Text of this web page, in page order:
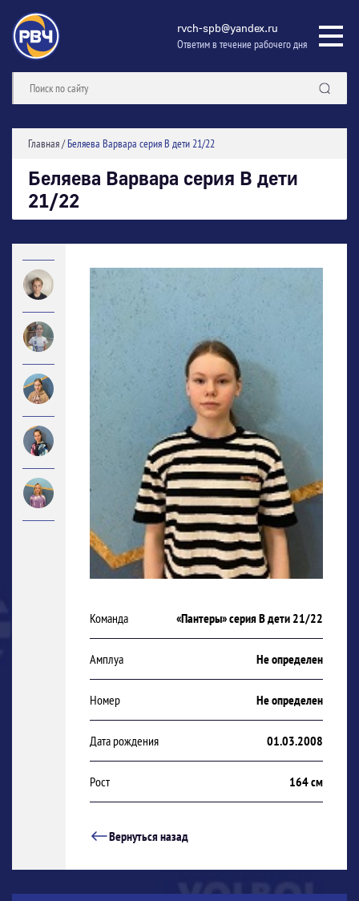
rvch-spb@yandex.ru
Ответим в течение рабочего дня
Главная/Беляева Варвара серия В дети 21/22
Беляева Варвара серия В дети
21/22
Команда «Пантеры» серия В дети 21/22
Амплуа Не определен
Номер Не определен
Дата рождения 01.03.2008
Рост 164 см
Вернуться назад